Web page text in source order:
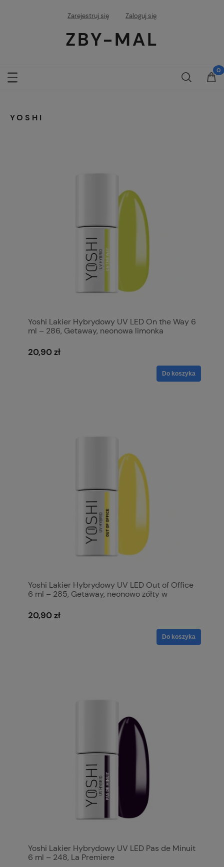
Zarejestruj się Zaloguj się
ZBY-MAL
YOSHI
Yoshi Lakier Hybrydowy UV LED On the Way 6
ml – 286, Getaway, neonowa limonka
20,90 zł
Do koszyka
Yoshi Lakier Hybrydowy UV LED Out of Office
6 ml – 285, Getaway, neonowo żółty w
20,90 zł
Do koszyka
Yoshi Lakier Hybrydowy UV LED Pas de Minuit
6 ml – 248, La Premiere